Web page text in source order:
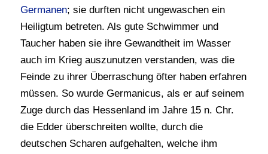
Germanen; sie durften nicht ungewaschen ein
Heiligtum betreten. Als gute Schwimmer und
Taucher haben sie ihre Gewandtheit im Wasser
auch im Krieg auszunutzen verstanden, was die
Feinde zu ihrer Überraschung öfter haben erfahren
müssen. So wurde Germanicus, als er auf seinem
Zuge durch das Hessenland im Jahre 15 n. Chr.
die Edder überschreiten wollte, durch die
deutschen Scharen aufgehalten, welche ihm